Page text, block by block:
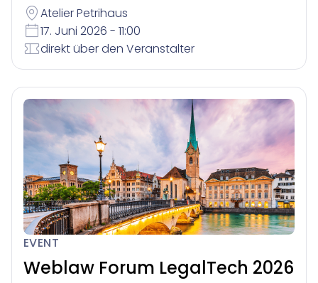
Atelier Petrihaus
17. Juni 2026 - 11:00
direkt über den Veranstalter
EVENT
Weblaw Forum LegalTech 2026